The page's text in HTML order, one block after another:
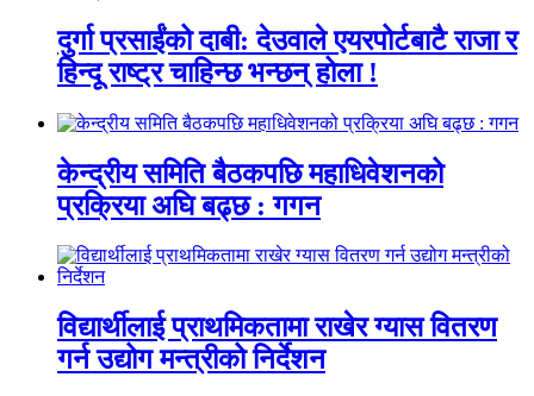
दुर्गा प्रसाईंको दाबी: देउवाले एयरपोर्टबाटै राजा र
हिन्दू राष्ट्र चाहिन्छ भन्छन् होला !
केन्द्रीय समिति बैठकपछि महाधिवेशनको
प्रक्रिया अघि बढ्छ : गगन
विद्यार्थीलाई प्राथमिकतामा राखेर ग्यास वितरण
गर्न उद्योग मन्त्रीको निर्देशन